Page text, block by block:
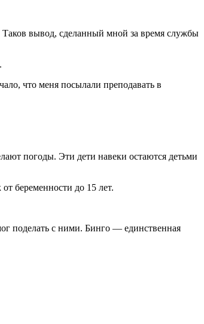
Таков вывод, сделанный мной за время службы
что меня посылали преподавать в
погоды. Эти дети навеки остаются детьми
беременности до 15 лет.
поделать с ними. Бинго — единственная